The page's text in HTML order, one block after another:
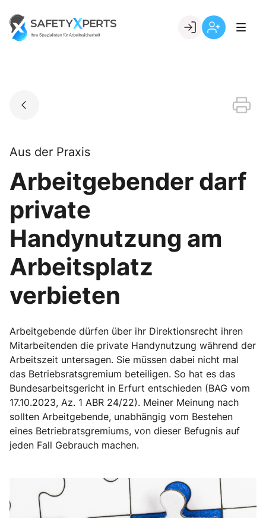
content
Go to landing page.
Aus der Praxis
Arbeitgebender darf
private
Handynutzung am
Arbeitsplatz
verbieten
Arbeitgebende dürfen über ihr Direktionsrecht ihren
Mitarbeitenden die private Handynutzung während der
Arbeitszeit untersagen. Sie müssen dabei nicht mal
das Betriebsratsgremium beteiligen. So hat es das
Bundesarbeitsgericht in Erfurt entschieden (BAG vom
17.10.2023, Az. 1 ABR 24/22). Meiner Meinung nach
sollten Arbeitgebende, unabhängig vom Bestehen
eines Betriebratsgremiums, von dieser Befugnis auf
jeden Fall Gebrauch machen.